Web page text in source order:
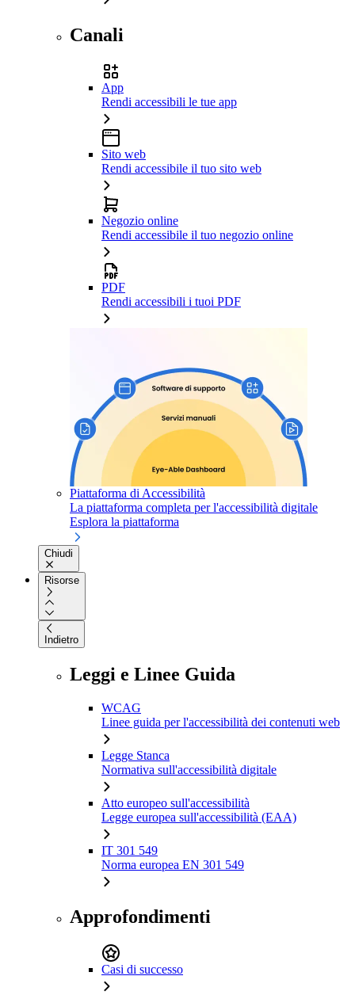
Canali
App
Rendi accessibili le tue app
Sito web
Rendi accessibile il tuo sito web
Negozio online
Rendi accessibile il tuo negozio online
PDF
Rendi accessibili i tuoi PDF
Piattaforma di Accessibilità
La piattaforma completa per l'accessibilità digitale
Esplora la piattaforma
Chiudi
Risorse
Indietro
Leggi e Linee Guida
WCAG
Linee guida per l'accessibilità dei contenuti web
Legge Stanca
Normativa sull'accessibilità digitale
Atto europeo sull'accessibilità
Legge europea sull'accessibilità (EAA)
IT 301 549
Norma europea EN 301 549
Approfondimenti
Casi di successo